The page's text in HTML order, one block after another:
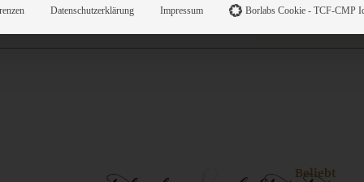
Beliebt
Datenschutzerklärung Impressum Borlabs Cookie - TCF-CMP